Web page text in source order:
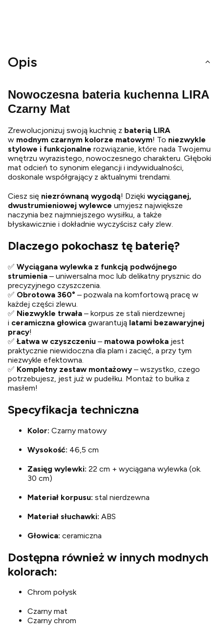
Opis
Nowoczesna bateria kuchenna LIRA
Czarny Mat
Zrewolucjonizuj swoją kuchnię z baterią LIRA
w modnym czarnym kolorze matowym! To niezwykle
stylowe i funkcjonalne rozwiązanie, które nada Twojemu
wnętrzu wyrazistego, nowoczesnego charakteru. Głęboki
mat odcień to synonim elegancji i indywidualności,
doskonale współgrający z aktualnymi trendami.
Ciesz się niezrównaną wygodą! Dzięki wyciąganej,
dwustrumieniowej wylewce umyjesz największe
naczynia bez najmniejszego wysiłku, a także
błyskawicznie i dokładnie wyczyścisz cały zlew.
Dlaczego pokochasz tę baterię?
✅ Wyciągana wylewka z funkcją podwójnego
strumienia – uniwersalna moc lub delikatny prysznic do
precyzyjnego czyszczenia.
✅ Obrotowa 360° – pozwala na komfortową pracę w
każdej części zlewu.
✅ Niezwykle trwała – korpus ze stali nierdzewnej
i ceramiczna głowica gwarantują latami bezawaryjnej
pracy!
✅ Łatwa w czyszczeniu – matowa powłoka jest
praktycznie niewidoczna dla plam i zacięć, a przy tym
niezwykle efektowna.
✅ Kompletny zestaw montażowy – wszystko, czego
potrzebujesz, jest już w pudełku. Montaż to bułka z
masłem!
Specyfikacja techniczna
Kolor: Czarny matowy
Wysokość: 46,5 cm
Zasięg wylewki: 22 cm + wyciągana wylewka (ok.
30 cm)
Materiał korpusu: stal nierdzewna
Materiał słuchawki: ABS
Głowica: ceramiczna
Dostępna również w innych modnych
kolorach:
Chrom połysk
Czarny mat
Czarny chrom